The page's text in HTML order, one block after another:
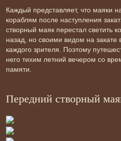
Каждый представляет, что маяки
кораблям после наступления
створный маяк перестал светить
назад, но своими видом на закате
каждого зрителя. Поэтому
него тихим летний вечером со
памяти.
Передний створный